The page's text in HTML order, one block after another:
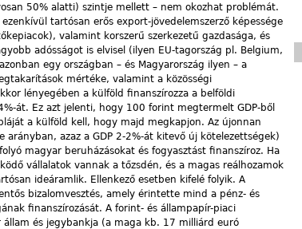
50% alatti) szintje mellett – nem okozhat problémát.
tartósan erős export-jövedelemszerző képessége
valamint korszerű szerkezetű gazdasága, és
adósságot is elvisel (ilyen EU-tagország pl. Belgium,
egy országban – és Magyarország ilyen – a
mértéke, valamint a közösségi
lényegében a külföld finanszírozza a belföldi
át. Ez azt jelenti, hogy 100 forint megtermelt GDP-ből
a külföld kell, hogy majd megkapjon. Az újonnan
azaz a GDP 2-2%-át kitevő új kötelezettségek)
magyar beruházásokat és fogyasztást finanszíroz. Ha
vállalatok vannak a tőzsdén, és a magas reálhozamok
ideáramlik. Ellenkező esetben kifelé folyik. A
bizalomvesztés, amely érintette mind a pénz- és
finanszírozását. A forint- és állampapír-­piaci
és jegybankja (a maga kb. 17 milliárd euró